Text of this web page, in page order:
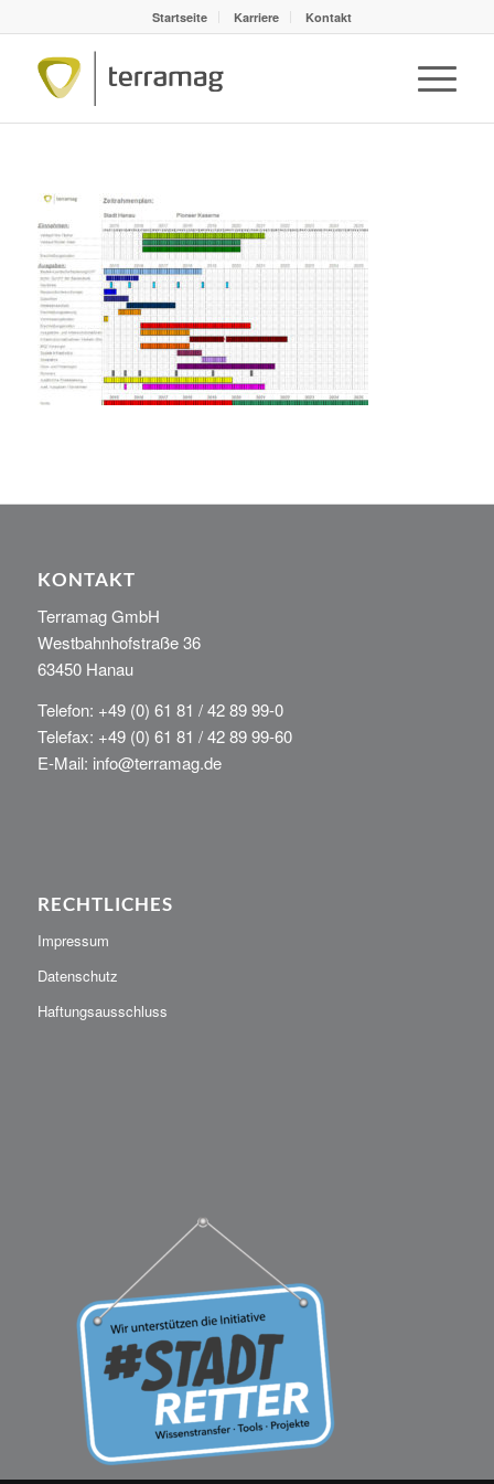
Startseite Karriere Kontakt
KONTAKT
Terramag GmbH
Westbahnhofstraße 36
63450 Hanau
Telefon: +49 (0) 61 81 / 42 89 99-0
Telefax: +49 (0) 61 81 / 42 89 99-60
E-Mail: info@terramag.de
RECHTLICHES
Impressum
Datenschutz
Haftungsausschluss